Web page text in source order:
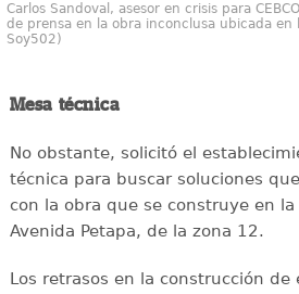
Carlos Sandoval, asesor en crisis para
de prensa en la obra inconclusa ubicada en
Soy502)
Mesa técnica
No obstante, solicitó el
técnica para buscar soluciones
con la obra que se construye en
Avenida Petapa, de la zona 12.
Los retrasos en la construcción de